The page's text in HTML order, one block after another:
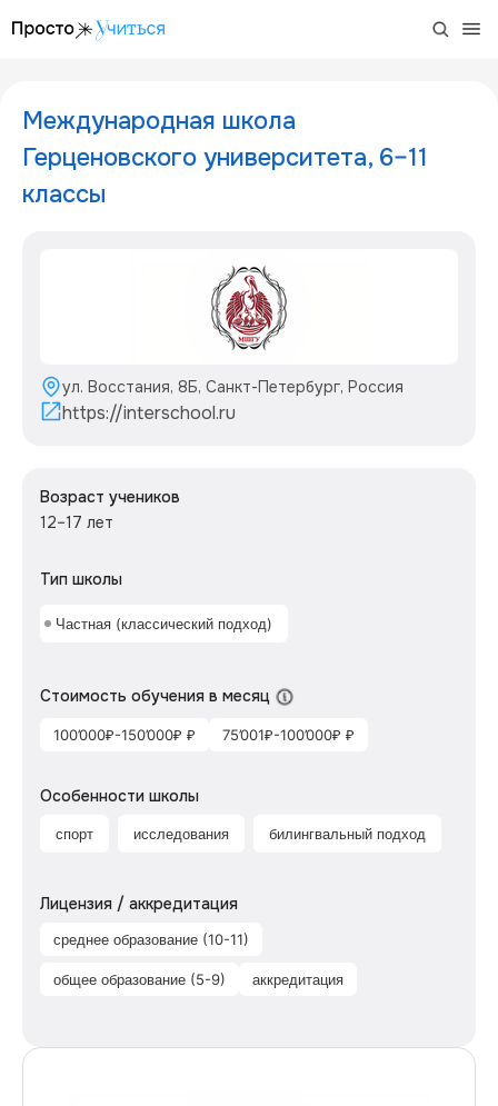
Международная школа
Герценовского университета, 6–11
классы
ул. Восстания, 8Б, Санкт-Петербург, Россия
https://interschool.ru
Возраст учеников
12–17 лет
Тип школы
Частная (классический подход)
Стоимость обучения в месяц
100’000₽-150’000₽ ₽ 75’001₽-100’000₽ ₽
Особенности школы
спорт исследования билингвальный подход
Лицензия / аккредитация
среднее образование (10-11)
общее образование (5-9) аккредитация